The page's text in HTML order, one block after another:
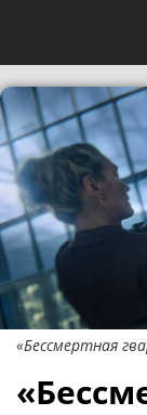
«Бессмертная